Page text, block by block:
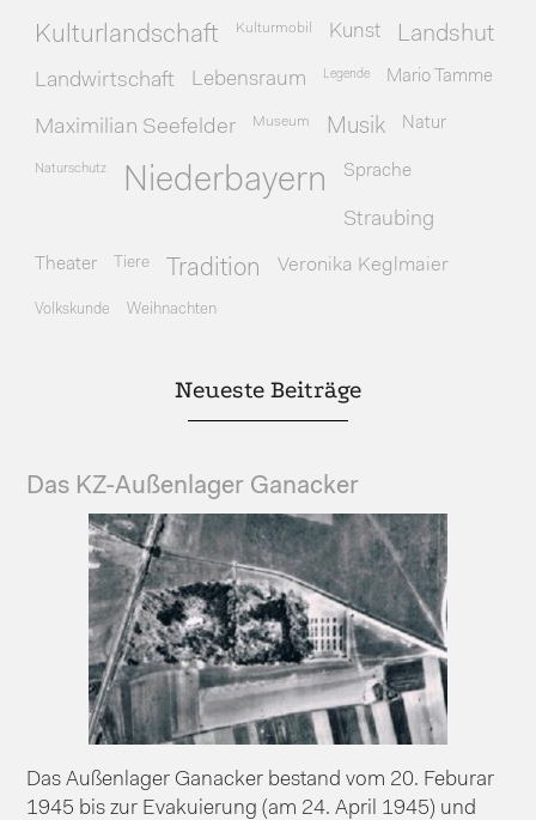
Kulturlandschaft Kulturmobil Kunst Landshut
Landwirtschaft Lebensraum Legende Mario Tamme
Maximilian Seefelder Museum Musik Natur
Naturschutz Niederbayern Sprache
Straubing
Theater Tiere Tradition Veronika Keglmaier
Volkskunde Weihnachten
Neueste Beiträge
Das KZ-Außenlager Ganacker
Das Außenlager Ganacker bestand vom 20. Feburar
1945 bis zur Evakuierung (am 24. April 1945) und